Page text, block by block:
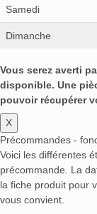
Samedi
Dimanche
Vous serez averti
disponible. Une
pouvoir récupérer
X
Précommandes -
Voici les différentes
précommande. La
la fiche produit pour
vous convient.